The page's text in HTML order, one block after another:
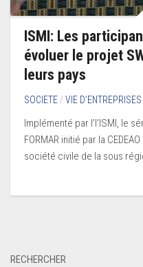
ISMI: Les
évoluer le projet
leurs pays
SOCIETE/VIE D’ENTREPRISES
Implémenté par l’l’ISMI, le
FORMAR initié par la
société civile de la sous
RECHERCHER